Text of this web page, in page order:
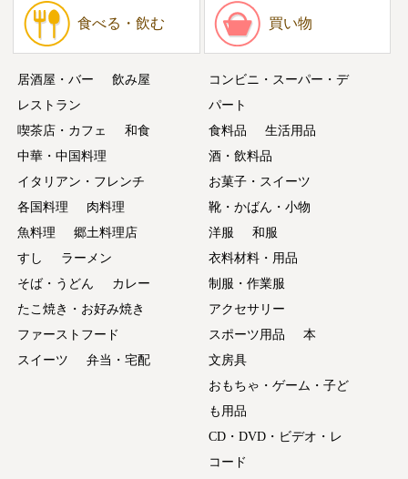
食べる・飲む
居酒屋・バー
飲み屋
レストラン
喫茶店・カフェ
和食
中華・中国料理
イタリアン・フレンチ
各国料理
肉料理
魚料理
郷土料理店
すし
ラーメン
そば・うどん
カレー
たこ焼き・お好み焼き
ファーストフード
スイーツ
弁当・宅配
買い物
コンビニ・スーパー・デ
パート
食料品
生活用品
酒・飲料品
お菓子・スイーツ
靴・かばん・小物
洋服
和服
衣料材料・用品
制服・作業服
アクセサリー
スポーツ用品
本
文房具
おもちゃ・ゲーム・子ど
も用品
CD・DVD・ビデオ・レ
コード